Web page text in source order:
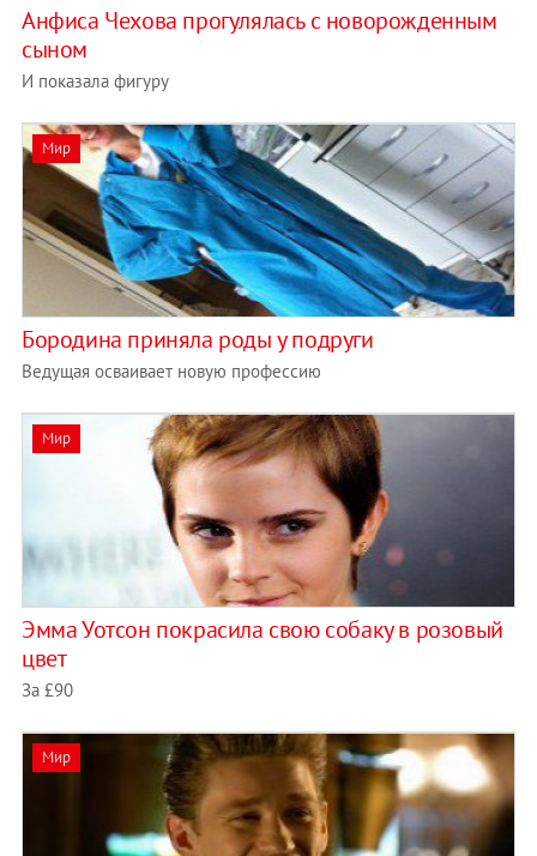
Анфиса Чехова прогулялась с новорожденным
сыном
И показала фигуру
Мир
Бородина приняла роды у подруги
Ведущая осваивает новую профессию
Мир
Эмма Уотсон покрасила свою собаку в розовый
цвет
За £90
Мир